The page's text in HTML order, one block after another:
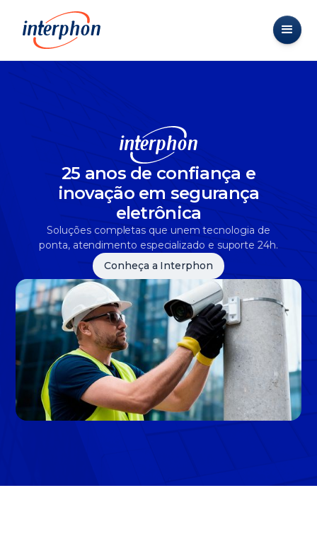
25 anos de confiança e
inovação em segurança
eletrônica
Soluções completas que unem tecnologia de
ponta, atendimento especializado e suporte 24h.
Conheça a Interphon